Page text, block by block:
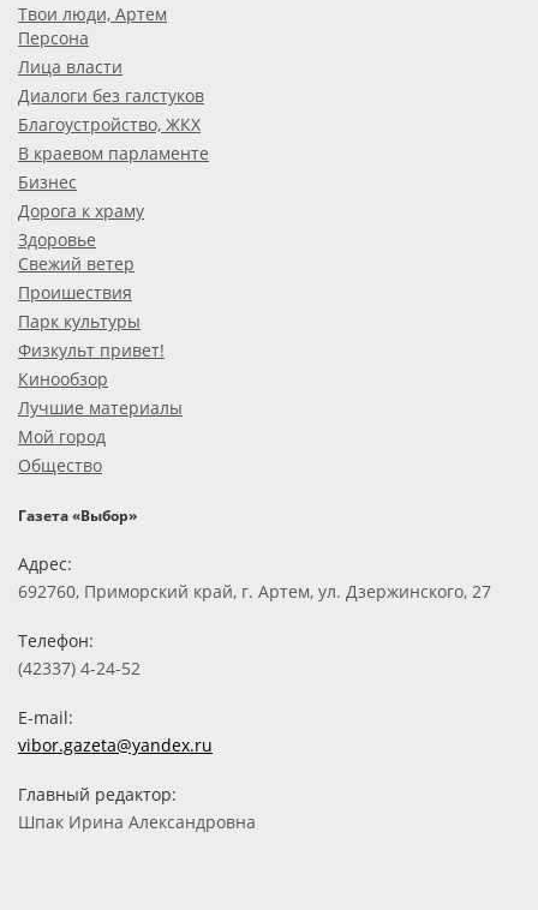
Твои люди, Артем
Персона
Лица власти
Диалоги без галстуков
Благоустройство, ЖКХ
В краевом парламенте
Бизнес
Дорога к храму
Здоровье
Свежий ветер
Проишествия
Парк культуры
Физкульт привет!
Кинообзор
Лучшие материалы
Мой город
Общество
Газета «Выбор»
Адрес:
692760, Приморский край, г. Артем, ул. Дзержинского, 27
Телефон:
(42337) 4-24-52
E-mail:
vibor.gazeta@yandex.ru
Главный редактор:
Шпак Ирина Александровна